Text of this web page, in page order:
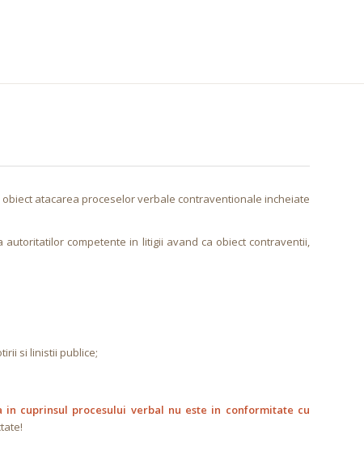
atacarea proceselor verbale contraventionale incheiate
competente in litigii avand ca obiect contraventii,
si linistii publice;
in cuprinsul procesului verbal nu este in conformitate cu